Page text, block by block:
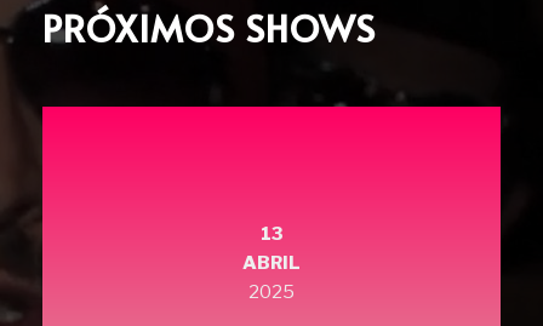
PRÓXIMOS SHOWS
13
ABRIL
2025